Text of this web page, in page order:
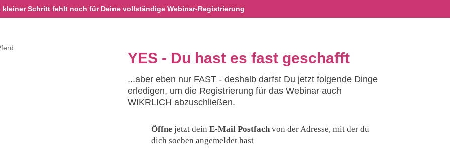
Schritt fehlt noch für Deine vollständige Webinar-Registrierung
YES - Du hast es fast geschafft
...aber eben nur FAST - deshalb darfst Du jetzt folgende Dinge
erledigen, um die Registrierung für das Webinar auch
WIKRLICH abzuschließen.
Öffne jetzt dein E-Mail Postfachvon der Adresse, mit der du
dich soeben angemeldet hast